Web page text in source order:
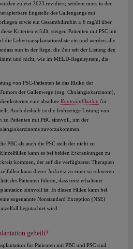
zuletzt 2023 revidiert; seitdem muss in der
Engstelle des Gallengangs mit
sowie ein Gesamtbilirubin ≥ 6 mg/dl über
Kriterien erfüllt, steigen Patienten mit PSC mit
die Lebertransplantationsliste ein und werden alle
nun in der Regel die Zeit seit der Listung den
und nicht, wie im MELD-Regelsystem, die
von PSC-Patienten ist das Risiko der
der Gallenwege (sog. Cholangiokarzinom),
eine absolute Kontraindikation für
Auch deshalb ist die frühzeitige Listung von
zu Patienten mit PBC sinnvoll, um der
zuvorzukommen.
PBC als auch die PSC stellt der nicht zu
kann es bei beiden Erkrankungen zu
kommen, der auf die verfügbaren Therapien
kann dieser Juckreiz zu einer so schweren
des Patienten führen, dass trotz erhaltener
sinnvoll ist. In diesen Fällen kann bei
sogenannte Nonstandard Exception (NSE)
begutachtet wird.
geheilt?
für Patienten mit PBC und PSC sind